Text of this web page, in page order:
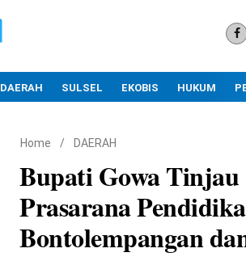
DAERAH SULSEL EKOBIS HUKUM
Home / DAERAH
Bupati Gowa
Prasarana
Bontolempangan